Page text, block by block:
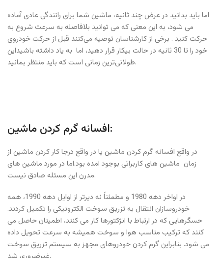
اما باید بدانید در عرض چند ثانیه، ماشین شما برای رانندگی عادی آماده
می شود، به این معنی که می توانید بلافاصله به سرعت شروع به
حرکت کنید . برخی از کارشناسان توصیه می‌کنند قبل از حرکت خودروی
خود را تا 30 ثانیه در حالت بیکار قرار دهید، اما به یاد داشته باشیداین
طولانی‌ترین زمانی است که باید منتظر بمانید.
افسانه گرم کردن ماشین:
در واقع افسانه گرم کردن ماشین یا در واقع درجا کار کردن ماشین از
زمان ماشین ‌های کاربراتی بوجود امده بود.اما در مورد ماشین های
مدرن این مسئله صادق نیست.
در اواخر دهه 1980 و مطمئناً نه دیرتر از اوایل دهه 1990، همه
خودروسازان انتقال به تزریق سوخت الکترونیکی را تکمیل کردند.
حسگرهایی که در ارتباط با انژکتورها کار می کنند، اطمینان حاصل می
کنند که ترکیب مناسب هوا و سوخت همیشه به سرعت تحویل داده
می شود. بنابراین گرم کردن خودروهای مجهز به سیستم تزریق سوخت